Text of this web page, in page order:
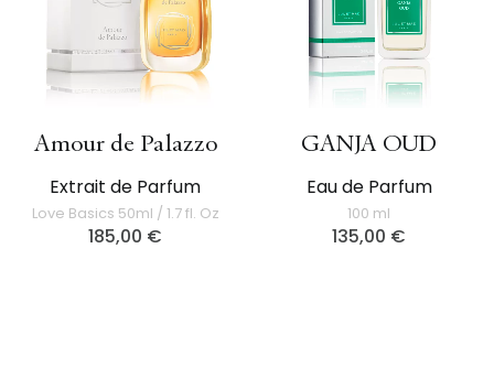
Amour de Palazzo
Extrait de Parfum
Love Basics 50ml / 1.7 fl. Oz
185,00 €
GANJA OUD
Eau de Parfum
100 ml
135,00 €